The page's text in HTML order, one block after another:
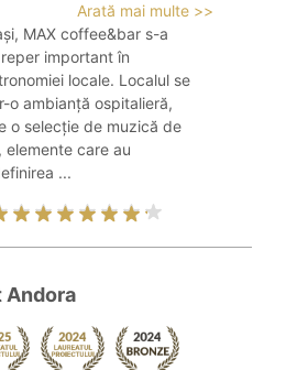
Arată mai multe >>
MAX coffee&bar s-a
important în
locale. Localul se
o ambianță ospitalieră,
o selecție de muzică de
care au
...
Andora